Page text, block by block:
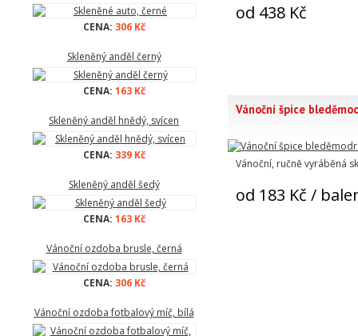
CENA: 306 Kč
Skleněný anděl černý
CENA: 163 Kč
Skleněný anděl hnědý, svícen
CENA: 339 Kč
Skleněný anděl šedý
CENA: 163 Kč
Vánoční ozdoba brusle, černá
CENA: 306 Kč
Vánoční ozdoba fotbalový míč, bílá
od 438 Kč
Vánoční špice
Vánoční, ručně vyráběná
od 183 Kč /